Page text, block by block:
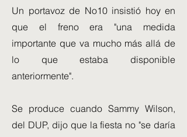
Un portavoz de No10 insistió hoy en
que el freno era "una medida
importante que va mucho más allá de
lo que estaba disponible
anteriormente".
Se produce cuando Sammy Wilson,
del DUP, dijo que la fiesta no "se daría